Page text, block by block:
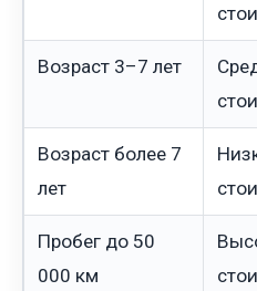
Возраст 3–7 лет
Возраст более 7
лет
Пробег до 50
000 км